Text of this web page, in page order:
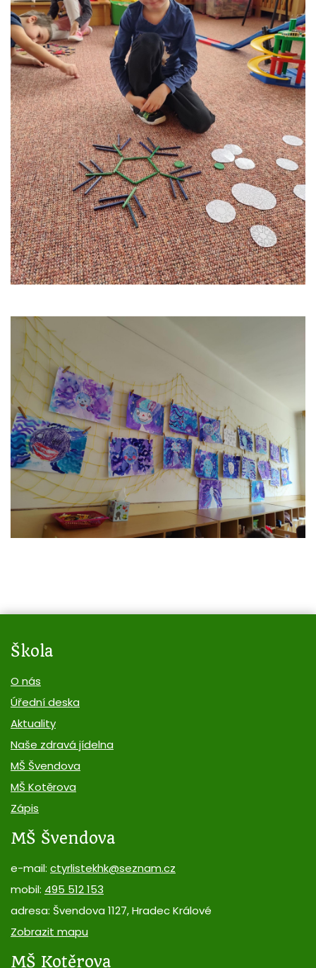
Škola
O nás
Úřední deska
Aktuality
Naše zdravá jídelna
MŠ Švendova
MŠ Kotěrova
Zápis
MŠ Švendova
e-mail: ctyrlistekhk@seznam.cz
mobil: 495 512 153
adresa: Švendova 1127, Hradec Králové
Zobrazit mapu
MŠ Kotěrova